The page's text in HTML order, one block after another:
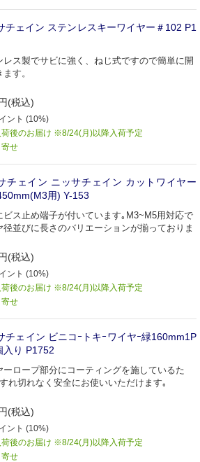
チェイン ステンレスキーワイヤー＃102 P1
レス製でサビに強く、ねじ式ですので簡単に開
す。
(税込)
ント (10%)
後のお届け ※8/24(月)以降入荷予定
寄せ
チェイン ニッサチェイン カットワイヤー
用) Y-153
ビス止め端子が付いています｡M3~M5用対応で
径並びに長さのバリエーションが揃っておりま
(税込)
ント (10%)
後のお届け ※8/24(月)以降入荷予定
寄せ
チェイン ビニコｰトキｰワイヤｰ緑160mm1P
入り P1752
ーロープ部分にコーティングを施しているた
れ切れなく安全にお使いいただけます｡
(税込)
ント (10%)
後のお届け ※8/24(月)以降入荷予定
寄せ